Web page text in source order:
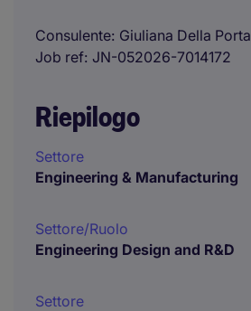
Consulente Giuliana Della Porta
Job ref JN-052026-7014172
Riepilogo
Settore
Engineering & Manufacturing
Settore/Ruolo
Engineering Design and R&D
Settore